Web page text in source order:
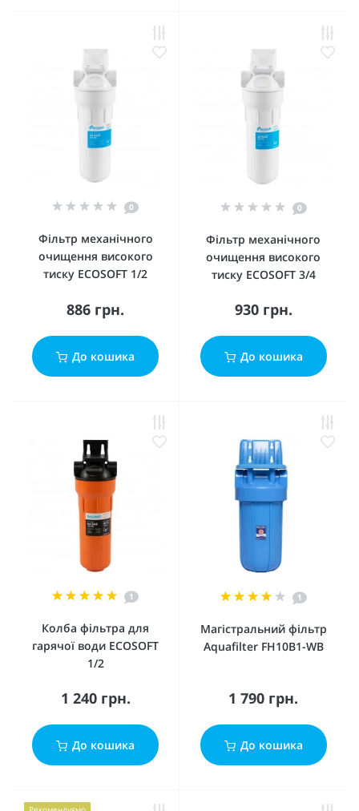
0
Фільтр механічного
очищення високого
тиску ECOSOFT 1/2
886 грн.
До кошика
0
Фільтр механічного
очищення високого
тиску ECOSOFT 3/4
930 грн.
До кошика
1
Колба фільтра для
гарячої води ECOSOFT
1/2
1 240 грн.
До кошика
1
Магістральний фільтр
Aquafilter FH10B1-WB
1 790 грн.
До кошика